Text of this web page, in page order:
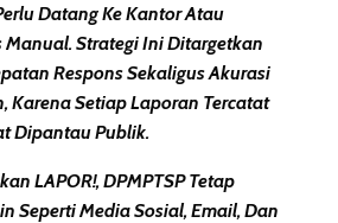
Datang Ke Kantor Atau
Manual. Strategi Ini Ditargetkan
Respons Sekaligus Akurasi
Karena Setiap Laporan Tercatat
Dipantau Publik.
LAPOR!, DPMPTSP Tetap
Seperti Media Sosial, Email, Dan